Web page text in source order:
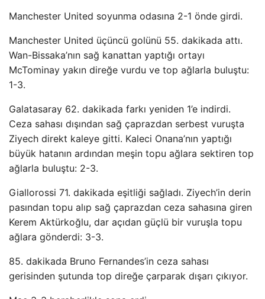
Manchester United soyunma odasına 2-1 önde girdi.
Manchester United üçüncü golünü 55. dakikada attı.
Wan-Bissaka’nın sağ kanattan yaptığı ortayı
McTominay yakın direğe vurdu ve top ağlarla buluştu:
1-3.
Galatasaray 62. dakikada farkı yeniden 1’e indirdi.
Ceza sahası dışından sağ çaprazdan serbest vuruşta
Ziyech direkt kaleye gitti. Kaleci Onana’nın yaptığı
büyük hatanın ardından meşin topu ağlara sektiren top
ağlarla buluştu: 2-3.
Giallorossi 71. dakikada eşitliği sağladı. Ziyech’in derin
pasından topu alıp sağ çaprazdan ceza sahasına giren
Kerem Aktürkoğlu, dar açıdan güçlü bir vuruşla topu
ağlara gönderdi: 3-3.
85. dakikada Bruno Fernandes’in ceza sahası
gerisinden şutunda top direğe çarparak dışarı çıkıyor.